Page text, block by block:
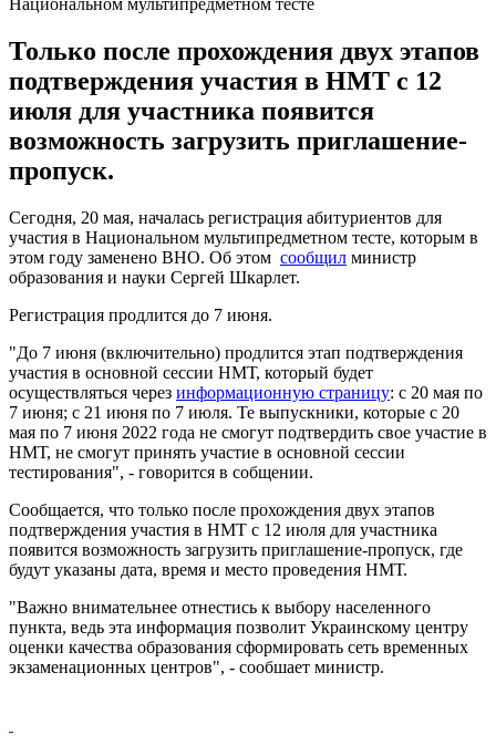
Только после прохождения двух этапов
подтверждения участия в НМТ с 12
июля для участника появится
возможность загрузить приглашение-
пропуск.
Сегодня, 20 мая, началась регистрация абитуриентов для
участия в Национальном мультипредметном тесте, которым в
этом году заменено ВНО. Об этом сообщил министр
образования и науки Сергей Шкарлет.
Регистрация продлится до 7 июня.
"До 7 июня (включительно) продлится этап подтверждения
участия в основной сессии НМТ, который будет
осуществляться через информационную страницу: с 20 мая по
7 июня; с 21 июня по 7 июля. Те выпускники, которые с 20
мая по 7 июня 2022 года не смогут подтвердить свое участие в
НМТ, не смогут принять участие в основной сессии
тестирования", - говорится в собщении.
Сообщается, что только после прохождения двух этапов
подтверждения участия в НМТ с 12 июля для участника
появится возможность загрузить приглашение-пропуск, где
будут указаны дата, время и место проведения НМТ.
"Важно внимательнее отнестись к выбору населенного
пункта, ведь эта информация позволит Украинскому центру
оценки качества образования сформировать сеть временных
экзаменационных центров", - сообшает министр.